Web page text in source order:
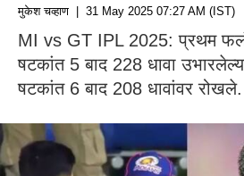
मुकेश चव्हाण | 31 May 2025 07:27 AM (IST)
MI vs GT IPL 2025: प्रथम
षटकांत 5 बाद 228 धावा
षटकांत 6 बाद 208 धावांवर रोखले.